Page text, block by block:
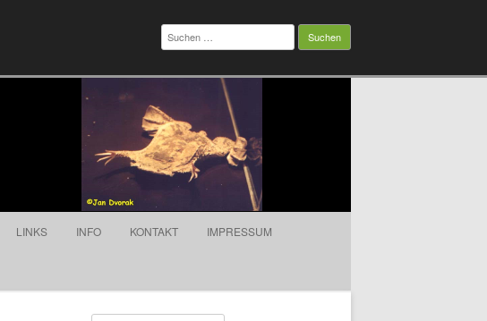
Suchen
nach:
LINKS INFO KONTAKT IMPRESSUM